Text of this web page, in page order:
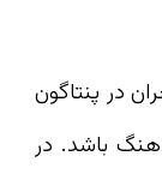
در پنتاگون
باشد. در